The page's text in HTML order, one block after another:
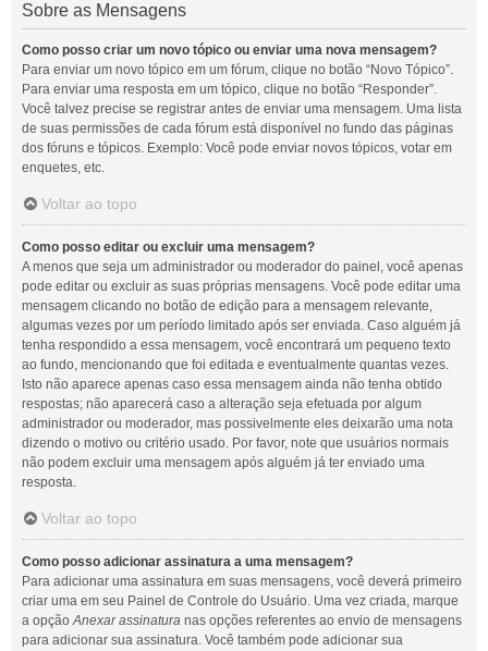
Sobre as Mensagens
Como posso criar um novo tópico ou enviar uma nova mensagem?
Para enviar um novo tópico em um fórum, clique no botão “Novo Tópico”.
Para enviar uma resposta em um tópico, clique no botão “Responder”.
Você talvez precise se registrar antes de enviar uma mensagem. Uma lista
de suas permissões de cada fórum está disponível no fundo das páginas
dos fóruns e tópicos. Exemplo: Você pode enviar novos tópicos, votar em
enquetes, etc.
Voltar ao topo
Como posso editar ou excluir uma mensagem?
A menos que seja um administrador ou moderador do painel, você apenas
pode editar ou excluir as suas próprias mensagens. Você pode editar uma
mensagem clicando no botão de edição para a mensagem relevante,
algumas vezes por um período limitado após ser enviada. Caso alguém já
tenha respondido a essa mensagem, você encontrará um pequeno texto
ao fundo, mencionando que foi editada e eventualmente quantas vezes.
Isto não aparece apenas caso essa mensagem ainda não tenha obtido
respostas; não aparecerá caso a alteração seja efetuada por algum
administrador ou moderador, mas possivelmente eles deixarão uma nota
dizendo o motivo ou critério usado. Por favor, note que usuários normais
não podem excluir uma mensagem após alguém já ter enviado uma
resposta.
Voltar ao topo
Como posso adicionar assinatura a uma mensagem?
Para adicionar uma assinatura em suas mensagens, você deverá primeiro
criar uma em seu Painel de Controle do Usuário. Uma vez criada, marque
a opçãoAnexar assinatura nas opções referentes ao envio de mensagens
para adicionar sua assinatura. Você também pode adicionar sua